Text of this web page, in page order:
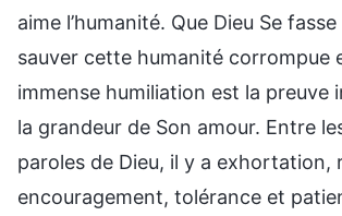
aime l’humanité. Que Dieu Se
sauver cette humanité corrompue
immense humiliation est la preuve
la grandeur de Son amour. Entre
paroles de Dieu, il y a exhortation,
encouragement, tolérance et